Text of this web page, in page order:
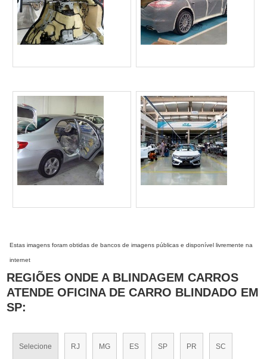
Estas imagens foram obtidas de bancos de imagens públicas e disponível livremente na
internet
REGIÕES ONDE A BLINDAGEM CARROS
ATENDE OFICINA DE CARRO BLINDADO EM
SP:
Selecione RJ MG ES SP PR SC